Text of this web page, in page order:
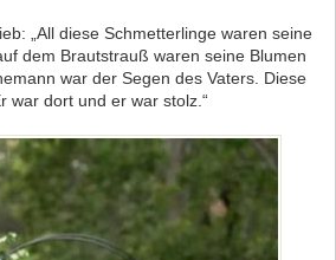
„All diese Schmetterlinge waren seine
dem Brautstrauß waren seine Blumen
war der Segen des Vaters. Diese
war dort und er war stolz.“